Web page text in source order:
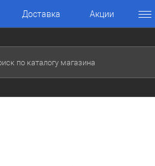
Доставка Акции